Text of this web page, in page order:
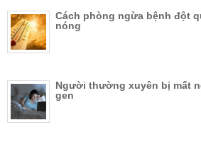
Cách phòng ngừa bệnh đột
nóng
Người thường xuyên bị mất
gen